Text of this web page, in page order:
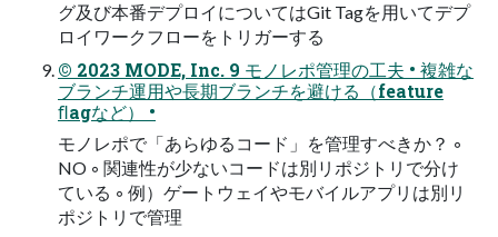
グ及び本番デプロイについてはGit Tagを用いてデプ
ロイワークフローをトリガーする
© 2023 MODE, Inc. 9 モノレポ管理の工夫 • 複雑な
ブランチ運用や長期ブランチを避ける（feature
ﬂagなど） •
モノレポで「あらゆるコード」を管理すべきか？ ◦
NO ◦ 関連性が少ないコードは別リポジトリで分け
ている ◦ 例）ゲートウェイやモバイルアプリは別リ
ポジトリで管理